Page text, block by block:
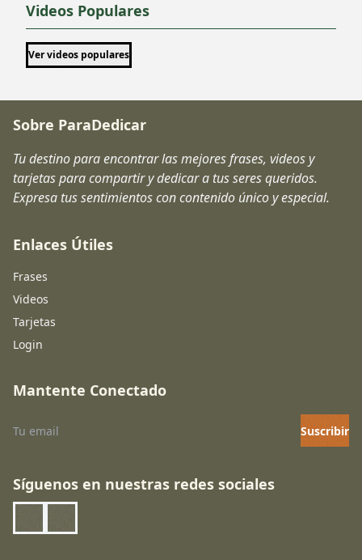
Videos Populares
Ver videos populares
Sobre ParaDedicar
Tu destino para encontrar las mejores frases, videos y
tarjetas para compartir y dedicar a tus seres queridos.
Expresa tus sentimientos con contenido único y especial.
Enlaces Útiles
Frases
Videos
Tarjetas
Login
Mantente Conectado
Suscribir
Síguenos en nuestras redes sociales